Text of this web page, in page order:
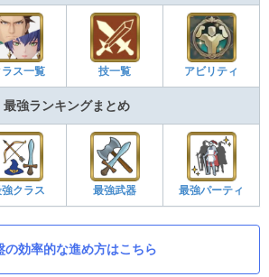
ラス一覧 技一覧 アビリティ
最強ランキングまとめ
強クラス 最強武器 最強パーティ
の効率的な進め方はこちら